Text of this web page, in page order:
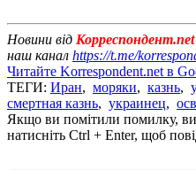
Новини від Корреспондент.net
наш канал https://t.me/
Читайте Korrespondent.net в
ТЕГИ: Иран, моряки, казнь,
смертная казнь, украинец,
Якщо ви помітили помилку,
натисніть Ctrl + Enter, щоб